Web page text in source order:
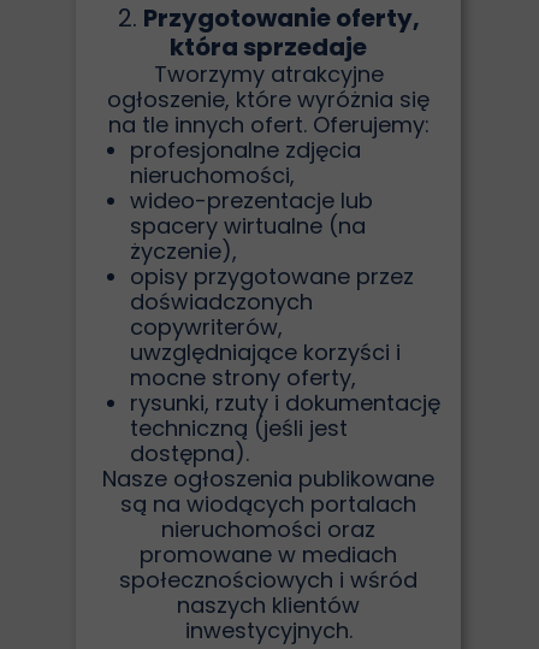
2. Przygotowanie oferty,
która sprzedaje
Tworzymy atrakcyjne
ogłoszenie, które wyróżnia się
na tle innych ofert. Oferujemy:
profesjonalne zdjęcia
nieruchomości,
wideo-prezentacje lub
spacery wirtualne (na
życzenie),
opisy przygotowane przez
doświadczonych
copywriterów,
uwzględniające korzyści i
mocne strony oferty,
rysunki, rzuty i dokumentację
techniczną (jeśli jest
dostępna).
Nasze ogłoszenia publikowane
są na wiodących portalach
nieruchomości oraz
promowane w mediach
społecznościowych i wśród
naszych klientów
inwestycyjnych.